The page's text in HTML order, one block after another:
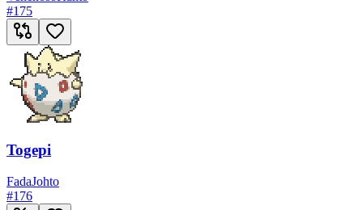
#175
Togepi
FadaJohto
#176